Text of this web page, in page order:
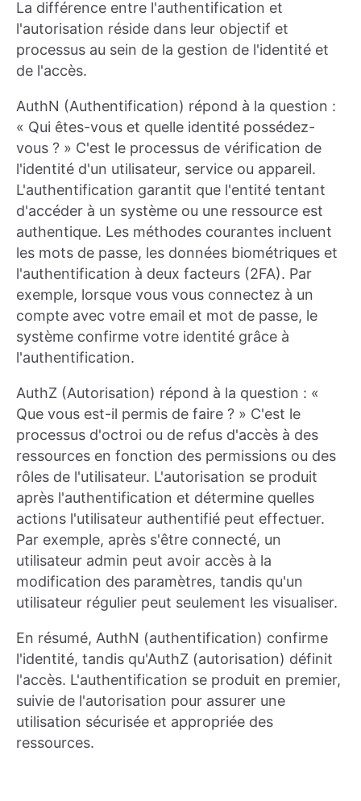
La différence entre l'authentification et
l'autorisation réside dans leur objectif et
processus au sein de la gestion de l'identité et
de l'accès.
AuthN (Authentification) répond à la question :
« Qui êtes-vous et quelle identité possédez-
vous ? » C'est le processus de vérification de
l'identité d'un utilisateur, service ou appareil.
L'authentification garantit que l'entité tentant
d'accéder à un système ou une ressource est
authentique. Les méthodes courantes incluent
les mots de passe, les données biométriques et
l'authentification à deux facteurs (2FA). Par
exemple, lorsque vous vous connectez à un
compte avec votre email et mot de passe, le
système confirme votre identité grâce à
l'authentification.
AuthZ (Autorisation) répond à la question : «
Que vous est-il permis de faire ? » C'est le
processus d'octroi ou de refus d'accès à des
ressources en fonction des permissions ou des
rôles de l'utilisateur. L'autorisation se produit
après l'authentification et détermine quelles
actions l'utilisateur authentifié peut effectuer.
Par exemple, après s'être connecté, un
utilisateur admin peut avoir accès à la
modification des paramètres, tandis qu'un
utilisateur régulier peut seulement les visualiser.
En résumé, AuthN (authentification) confirme
l'identité, tandis qu'AuthZ (autorisation) définit
l'accès. L'authentification se produit en premier,
suivie de l'autorisation pour assurer une
utilisation sécurisée et appropriée des
ressources.